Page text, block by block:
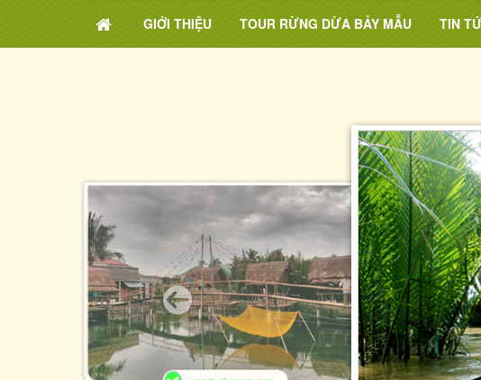
GIỚI THIỆU TOUR RỪNG DỪA BẢY MẪU TIN